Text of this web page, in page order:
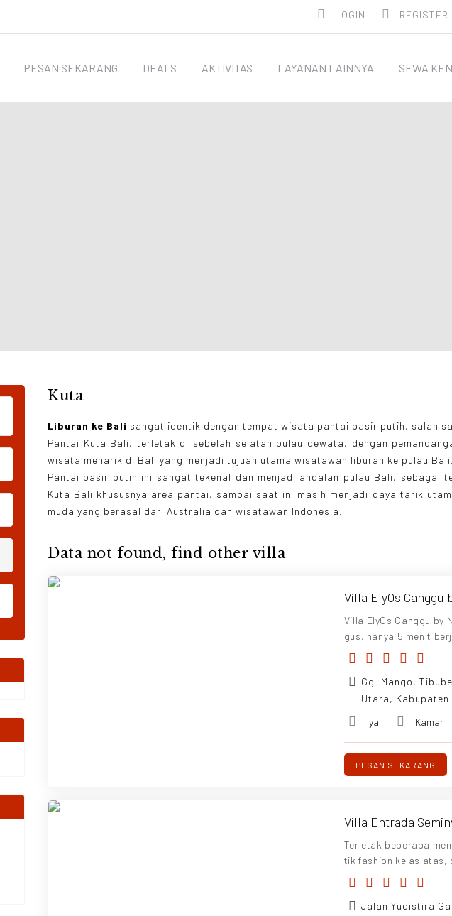
LOGIN REGISTER
PESAN SEKARANG DEALS AKTIVITAS LAYANAN LAINNYA SEWA
Kuta
Liburan ke Bali sangat identik dengan tempat wisata pantai pasir putih, salah
Pantai Kuta Bali, terletak di sebelah selatan pulau dewata, dengan
wisata menarik di Bali yang menjadi tujuan utama wisatawan liburan ke pulau Bali.
Pantai pasir putih ini sangat tekenal dan menjadi andalan pulau Bali, sebagai
Kuta Bali khususnya area pantai, sampai saat ini masih menjadi daya tarik
muda yang berasal dari Australia dan wisatawan Indonesia.
Data not found, find other villa
Villa ElyOs Canggu
Villa ElyOs Canggu
gus, hanya 5 menit
antai yang menarik.
Gg. Mango,
Utara, Kabupaten
Iya
Kamar
PESAN SEKARANG
Villa Entrada
Terletak beberapa
tik fashion kelas atas,
rjalan kaki, dan
akan. Villa Entrada
Jalan Yudistira